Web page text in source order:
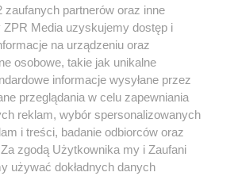
zaufanych partnerów oraz inne
ZPR Media uzyskujemy dostęp i
na urządzeniu oraz
osobowe, takie jak unikalne
informacje wysyłane przez
przeglądania w celu zapewniania
reklam, wybór spersonalizowanych
i treści, badanie odbiorców oraz
Za zgodą Użytkownika my i Zaufani
używać dokładnych danych